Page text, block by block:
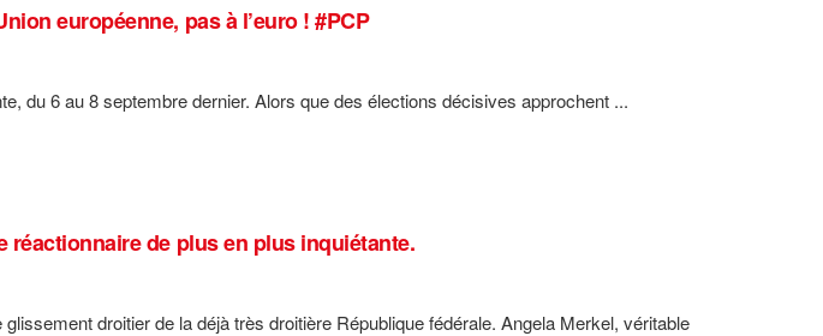
européenne, pas à l’euro ! #PCP
du 6 au 8 septembre dernier. Alors que des élections décisives approchent ...
réactionnaire de plus en plus inquiétante.
droitier de la déjà très droitière République fédérale. Angela Merkel, véritable